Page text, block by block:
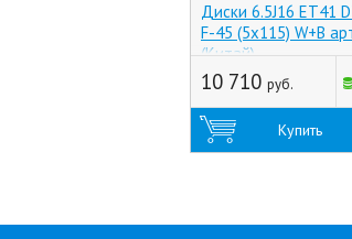
Диски 6.5J16 ET41
F-45 (5x115) W+B
(Китай)
10 710 руб.
Купить